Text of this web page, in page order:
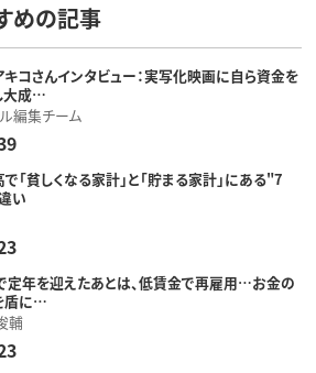
めの記事
コさんインタビュー：実写化映画に自ら資金を
大成…
編集チーム
「貧しくなる家計」と「貯まる家計」にある"7
い
定年を迎えたあとは、低賃金で再雇用…お金の
盾に…
輔